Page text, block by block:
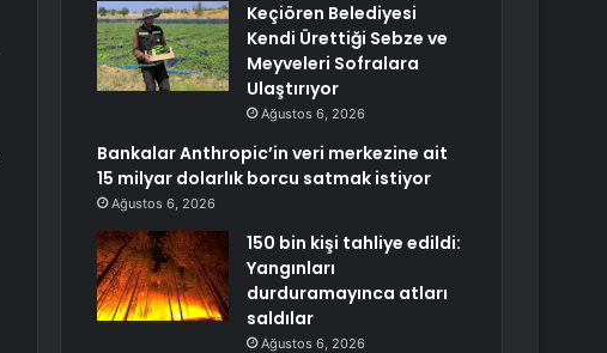
Keçiören Belediyesi
Kendi Ürettiği Sebze ve
Meyveleri Sofralara
Ulaştırıyor
Ağustos 6, 2026
Bankalar Anthropic’in veri merkezine ait
15 milyar dolarlık borcu satmak istiyor
Ağustos 6, 2026
150 bin kişi tahliye edildi:
Yangınları
durduramayınca atları
saldılar
Ağustos 6, 2026